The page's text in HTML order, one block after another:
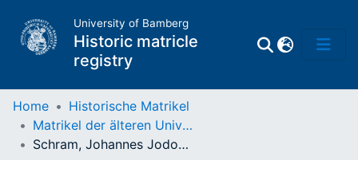
University of Bamberg
Historic matricle
registry
Matrikel
Home
Historische Matrikel
Matrikel der älteren Universität
Schram, Johannes Jodokus